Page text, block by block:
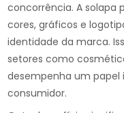
concorrência. A solapa
cores, gráficos e
identidade da marca.
setores como
desempenha um
consumidor.